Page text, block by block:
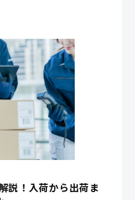
説！入荷から出荷ま